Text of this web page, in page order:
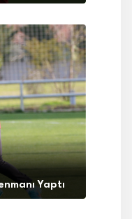
Yaptı